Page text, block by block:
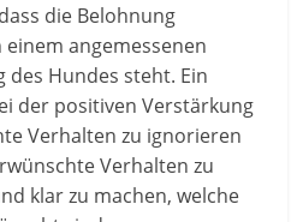
die Belohnung
angemessenen
des Hundes steht. Ein
der positiven Verstärkung
Verhalten zu ignorieren
Verhalten zu
klar zu machen, welche